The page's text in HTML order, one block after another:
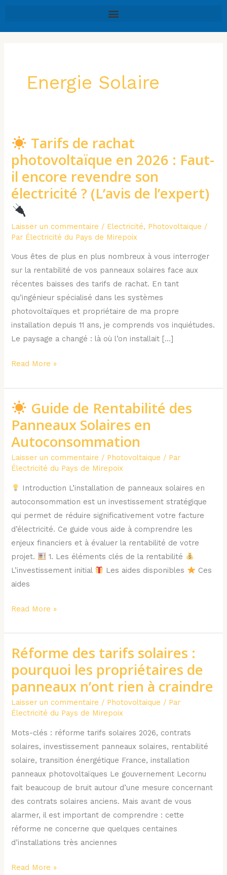
contenu
Energie Solaire
Tarifs de rachat
photovoltaïque en 2026 : Faut-
il encore revendre son
électricité ? (L’avis de l’expert)
Laisser un commentaire / Electricité, Photovoltaique /
Par Électricité du Pays de Mirepoix
Vous êtes de plus en plus nombreux à vous interroger
sur la rentabilité de vos panneaux solaires face aux
récentes baisses des tarifs de rachat. En tant
qu’ingénieur spécialisé dans les systèmes
photovoltaïques et propriétaire de ma propre
installation depuis 11 ans, je comprends vos inquiétudes.
Le paysage a changé : là où l’on installait […]
Tarifs
de
rachat
photovoltaïque
en
2026
:
de
Read More »
Guide de Rentabilité des
Panneaux Solaires en
Autoconsommation
Laisser un commentaire / Photovoltaique / Par
Électricité du Pays de Mirepoix
Introduction L’installation de panneaux solaires en
autoconsommation est un investissement stratégique
qui permet de réduire significativement votre facture
d’électricité. Ce guide vous aide à comprendre les
enjeux financiers et à évaluer la rentabilité de votre
projet.
1. Les éléments clés de la rentabilité
L’investissement initial
Les aides disponibles
Ces
aides
Guide
de
Rentabilité
des
Solaires
en
Autoconsommation
Read More »
Réforme des tarifs solaires :
pourquoi les propriétaires de
panneaux n’ont rien à craindre
Laisser un commentaire / Photovoltaique / Par
Électricité du Pays de Mirepoix
Mots-clés : réforme tarifs solaires 2026, contrats
solaires, investissement panneaux solaires, rentabilité
solaire, transition énergétique France, installation
panneaux photovoltaïques Le gouvernement Lecornu
fait beaucoup de bruit autour d’une mesure concernant
des contrats solaires anciens. Mais avant de vous
alarmer, il est important de comprendre : cette
réforme ne concerne que quelques centaines
d’installations très anciennes
Réforme
tarifs
solaires
:
les
propriétaires
de
panneaux
n’ont
rien
à
craindre
Read More »